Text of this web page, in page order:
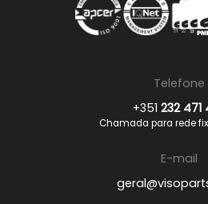
Telefone
+351 232 471
Chamada para rede
E-mail